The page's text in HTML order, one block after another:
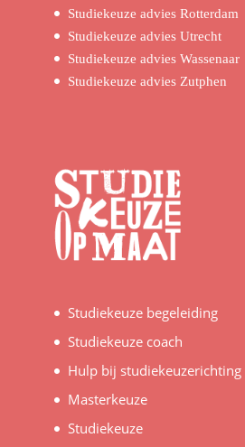
Studiekeuze advies Rotterdam
Studiekeuze advies Utrecht
Studiekeuze advies Wassenaar
Studiekeuze advies Zutphen
Studiekeuze begeleiding
Studiekeuze coach
Hulp bij studiekeuzerichting
Masterkeuze
Studiekeuze